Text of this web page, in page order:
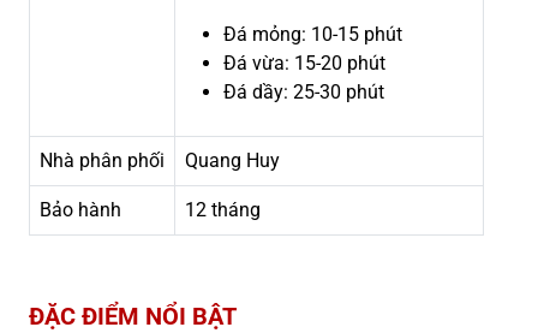
Đá mỏng: 10-15 phút
Đá vừa: 15-20 phút
Đá dầy: 25-30 phút
Nhà phân phối Quang Huy
Bảo hành 12 tháng
ĐẶC ĐIỂM NỔI BẬT